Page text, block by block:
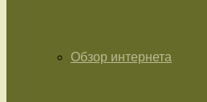
Обзор интернета